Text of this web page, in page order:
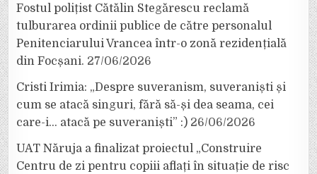
Fostul polițist Cătălin Stegărescu reclamă
tulburarea ordinii publice de către personalul
Penitenciarului Vrancea într-o zonă rezidențială
din Focșani. 27/06/2026
Cristi Irimia: „Despre suveranism, suveraniști și
cum se atacă singuri, fără să-și dea seama, cei
care-i… atacă pe suveraniști” :) 26/06/2026
UAT Năruja a finalizat proiectul „Construire
Centru de zi pentru copiii aflați în situație de risc